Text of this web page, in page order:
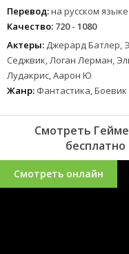
Перевод:на русском языке
Качество: 720 - 1080
Актеры: Джерард Батлер,
Седжвик, Логан Лерман,
Лудакрис, Аарон Ю
Жанр: Фантастика, Боевик
Смотреть
Смотреть онлайн